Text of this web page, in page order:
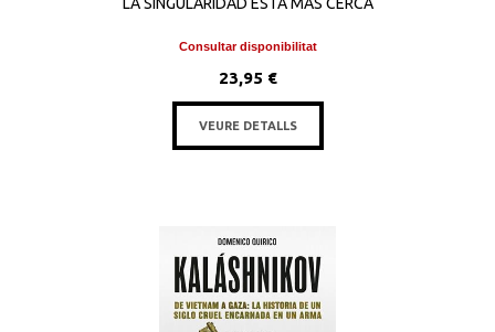
Consultar disponibilitat
23,95 €
VEURE DETALLS